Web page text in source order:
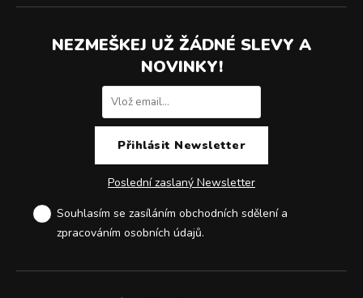
NEZMEŠKEJ UŽ ŽÁDNÉ SLEVY A
NOVINKY!
Poslední zaslaný Newsletter
Souhlasím se zasíláním obchodních sdělení a
zpracováním osobních údajů.